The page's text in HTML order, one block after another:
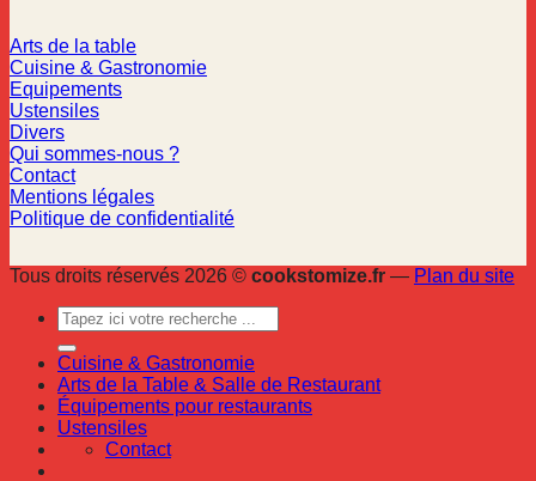
Arts de la table
Cuisine & Gastronomie
Equipements
Ustensiles
Divers
Qui sommes-nous ?
Contact
Mentions légales
Politique de confidentialité
Tous droits réservés 2026 © cookstomize.fr — Plan du site
Cuisine & Gastronomie
Arts de la Table & Salle de Restaurant
Équipements pour restaurants
Ustensiles
Contact